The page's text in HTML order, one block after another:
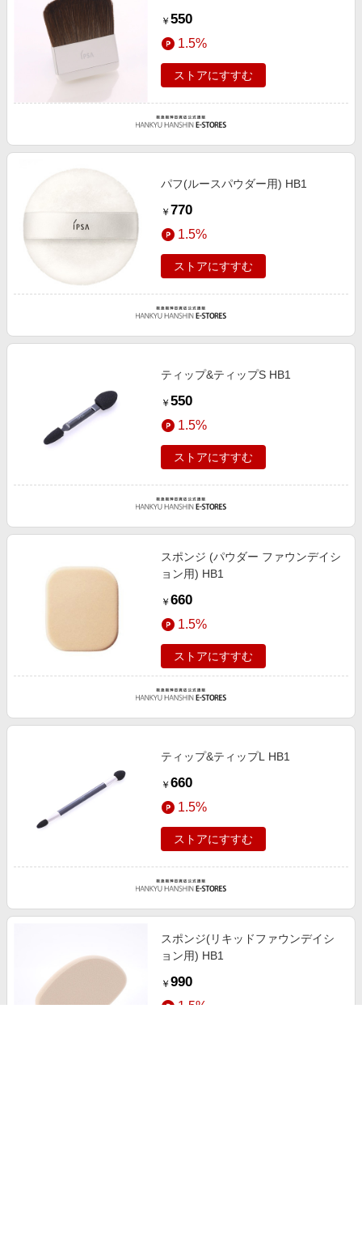
￥ 550
1.5%
ストアにすすむ
パフ(ルースパウダー用) HB1
￥ 770
1.5%
ストアにすすむ
ティップ&ティップS HB1
￥ 550
1.5%
ストアにすすむ
スポンジ (パウダー ファウンデイシ
ョン用) HB1
￥ 660
1.5%
ストアにすすむ
ティップ&ティップL HB1
￥ 660
1.5%
ストアにすすむ
スポンジ(リキッドファウンデイシ
ョン用) HB1
￥ 990
1.5%